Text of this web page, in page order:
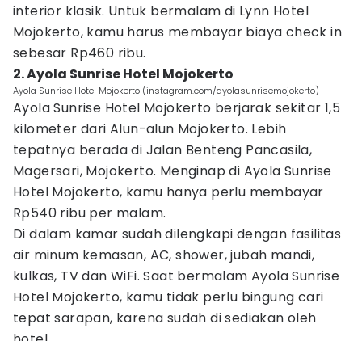
interior klasik. Untuk bermalam di Lynn Hotel
Mojokerto, kamu harus membayar biaya check in
sebesar Rp460 ribu.
2. Ayola Sunrise Hotel Mojokerto
Ayola Sunrise Hotel Mojokerto (instagram.com/ayolasunrisemojokerto)
Ayola Sunrise Hotel Mojokerto berjarak sekitar 1,5
kilometer dari Alun-alun Mojokerto. Lebih
tepatnya berada di Jalan Benteng Pancasila,
Magersari, Mojokerto. Menginap di Ayola Sunrise
Hotel Mojokerto, kamu hanya perlu membayar
Rp540 ribu per malam.
Di dalam kamar sudah dilengkapi dengan fasilitas
air minum kemasan, AC, shower, jubah mandi,
kulkas, TV dan WiFi. Saat bermalam Ayola Sunrise
Hotel Mojokerto, kamu tidak perlu bingung cari
tepat sarapan, karena sudah di sediakan oleh